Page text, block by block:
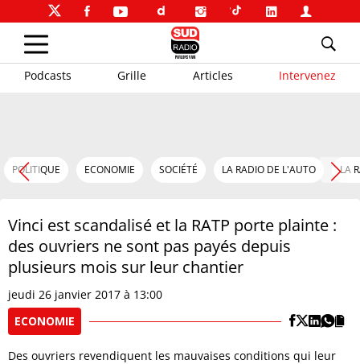
Podcasts Grille Articles Intervenez
POLITIQUE ECONOMIE SOCIÉTÉ LA RADIO DE L'AUTO LA
Vinci est scandalisé et la RATP porte plainte :
des ouvriers ne sont pas payés depuis
plusieurs mois sur leur chantier
jeudi 26 janvier 2017 à 13:00
ECONOMIE
Des ouvriers revendiquent les mauvaises conditions qui leur